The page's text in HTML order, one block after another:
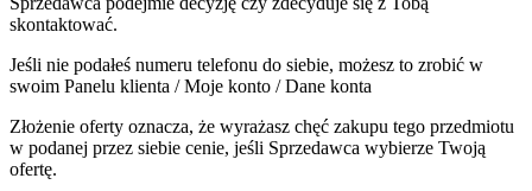
skontaktować.
Jeśli nie podałeś numeru telefonu do siebie, możesz to zrobić w
swoim Panelu klienta / Moje konto / Dane konta
Złożenie oferty oznacza, że wyrażasz chęć zakupu tego przedmiotu
w podanej przez siebie cenie, jeśli Sprzedawca wybierze Twoją
ofertę.